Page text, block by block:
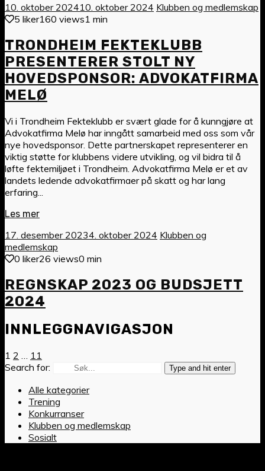
10. oktober 202410. oktober 2024 Klubben og medlemskap
5 liker160 views1 min
TRONDHEIM FEKTEKLUBB
PRESENTERER STOLT NY
HOVEDSPONSOR: ADVOKATFIRMA
MELØ
Vi i Trondheim Fekteklubb er svært glade for å kunngjøre at
Advokatfirma Melø har inngått samarbeid med oss som vår
nye hovedsponsor. Dette partnerskapet representerer en
viktig støtte for klubbens videre utvikling, og vil bidra til å
løfte fektemiljøet i Trondheim. Advokatfirma Melø er et av
landets ledende advokatfirmaer på skatt og har lang
erfaring...
Les mer
17. desember 20234. oktober 2024 Klubben og
medlemskap
0 liker26 views0 min
REGNSKAP 2023 OG BUDSJETT
2024
INNLEGGNAVIGASJON
1 2 … 11
Search for:
Type and hit enter
Alle kategorier
Trening
Konkurranser
Klubben og medlemskap
Sosialt